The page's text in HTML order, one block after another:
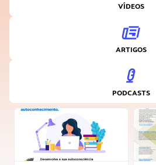
VÍDEOS
ARTIGOS
PODCASTS